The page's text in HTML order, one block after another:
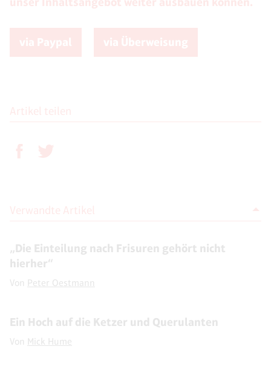
„Die Einteilung nach Frisuren gehört nicht
hierher“
Von Peter Oestmann
Ein Hoch auf die Ketzer und Querulanten
Von Mick Hume